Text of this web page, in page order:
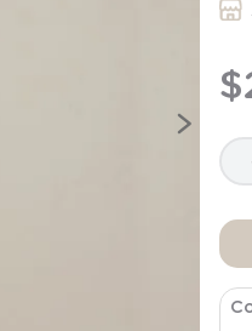
$